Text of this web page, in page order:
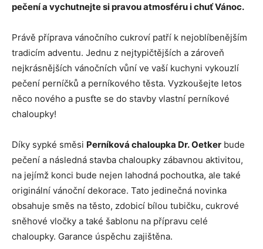
pečení a vychutnejte si pravou atmosféru i chuť Vánoc.
Právě příprava vánočního cukroví patří k nejoblíbenějším
tradicím adventu. Jednu z nejtypičtějších a zároveň
nejkrásnějších vánočních vůní ve vaší kuchyni vykouzlí
pečení perníčků a perníkového těsta. Vyzkoušejte letos
něco nového a pusťte se do stavby vlastní perníkové
chaloupky!
Díky sypké směsi Perníková chaloupka Dr. Oetker bude
pečení a následná stavba chaloupky zábavnou aktivitou,
na jejímž konci bude nejen lahodná pochoutka, ale také
originální vánoční dekorace. Tato jedinečná novinka
obsahuje směs na těsto, zdobicí bílou tubičku, cukrové
sněhové vločky a také šablonu na přípravu celé
chaloupky. Garance úspěchu zajištěna.